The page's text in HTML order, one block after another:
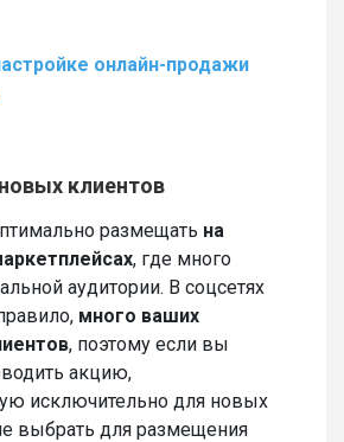
онлайн-продажи
клиентов
размещать на
, где много
аудитории. В соцсетях
много ваших
, поэтому если вы
акцию,
исключительно для новых
выбрать для размещения